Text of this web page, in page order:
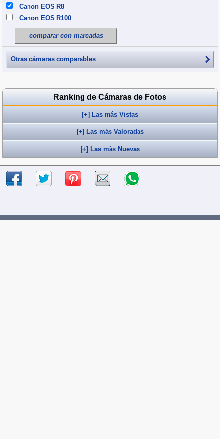
Canon EOS R8
Canon EOS R100
comparar con marcadas
Otras cámaras comparables
Ranking de Cámaras de Fotos
[+] Las más Vistas
[+] Las más Valoradas
[+] Las más Nuevas